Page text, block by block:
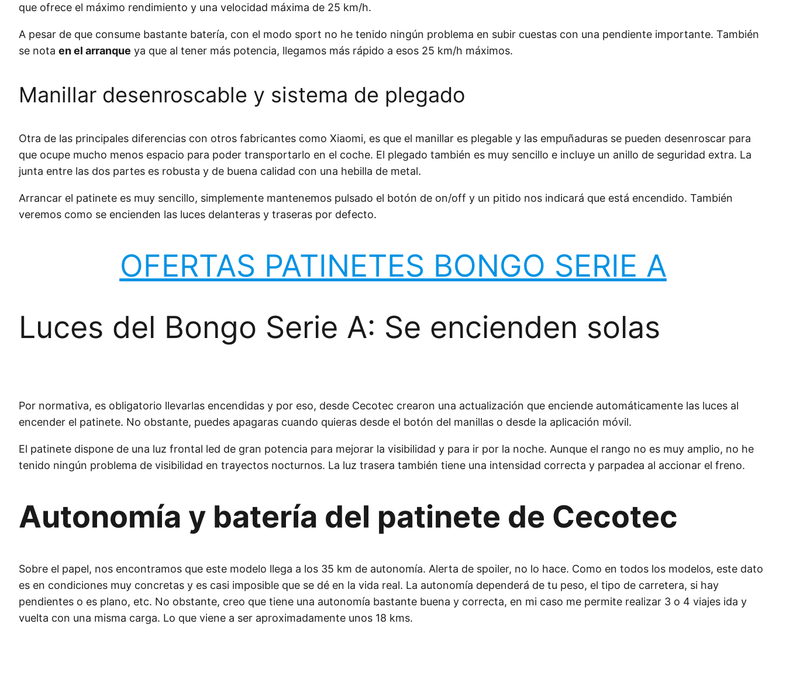
que ofrece el máximo rendimiento y una velocidad máxima de 25 km/h.
A pesar de que consume bastante batería, con el modo sport no he tenido ningún problema en subir cuestas con una pendiente importante. También
se nota en el arranque ya que al tener más potencia, llegamos más rápido a esos 25 km/h máximos.
Manillar desenroscable y sistema de plegado
Otra de las principales diferencias con otros fabricantes como Xiaomi, es que el manillar es plegable y las empuñaduras se pueden desenroscar para
que ocupe mucho menos espacio para poder transportarlo en el coche. El plegado también es muy sencillo e incluye un anillo de seguridad extra. La
junta entre las dos partes es robusta y de buena calidad con una hebilla de metal.
Arrancar el patinete es muy sencillo, simplemente mantenemos pulsado el botón de on/off y un pitido nos indicará que está encendido. También
veremos como se encienden las luces delanteras y traseras por defecto.
OFERTAS PATINETES BONGO SERIE A
Luces del Bongo Serie A: Se encienden solas
Por normativa, es obligatorio llevarlas encendidas y por eso, desde Cecotec crearon una actualización que enciende automáticamente las luces al
encender el patinete. No obstante, puedes apagaras cuando quieras desde el botón del manillas o desde la aplicación móvil.
El patinete dispone de una luz frontal led de gran potencia para mejorar la visibilidad y para ir por la noche. Aunque el rango no es muy amplio, no he
tenido ningún problema de visibilidad en trayectos nocturnos. La luz trasera también tiene una intensidad correcta y parpadea al accionar el freno.
Autonomía y batería del patinete de Cecotec
Sobre el papel, nos encontramos que este modelo llega a los 35 km de autonomía. Alerta de spoiler, no lo hace. Como en todos los modelos, este dato
es en condiciones muy concretas y es casi imposible que se dé en la vida real. La autonomía dependerá de tu peso, el tipo de carretera, si hay
pendientes o es plano, etc. No obstante, creo que tiene una autonomía bastante buena y correcta, en mi caso me permite realizar 3 o 4 viajes ida y
vuelta con una misma carga. Lo que viene a ser aproximadamente unos 18 kms.